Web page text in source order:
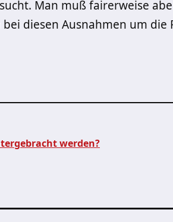
Man muß fairerweise
diesen Ausnahmen um die
werden?